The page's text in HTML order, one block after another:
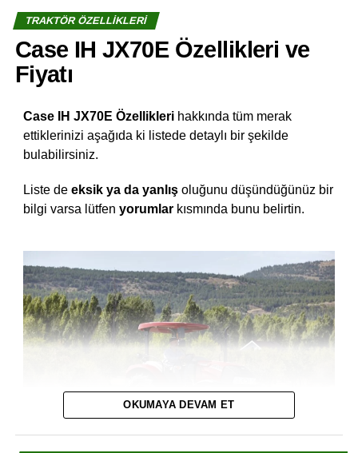
TRAKTÖR ÖZELLIKLERI
Case IH JX70E Özellikleri ve
Fiyatı
Case IH JX70E Özelliklerihakkında tüm merak
ettiklerinizi aşağıda ki listede detaylı bir şekilde
bulabilirsiniz.
Liste de eksik ya da yanlışoluğunu düşündüğünüz bir
bilgi varsa lütfen yorumlarkısmında bunu belirtin.
OKUMAYA DEVAM ET